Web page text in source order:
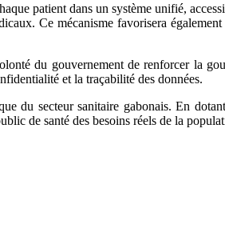
patient dans un système unifié,
Ce mécanisme favorisera
du gouvernement de renforcer la
et la traçabilité des données.
du secteur sanitaire gabonais. En
de santé des besoins réels de la